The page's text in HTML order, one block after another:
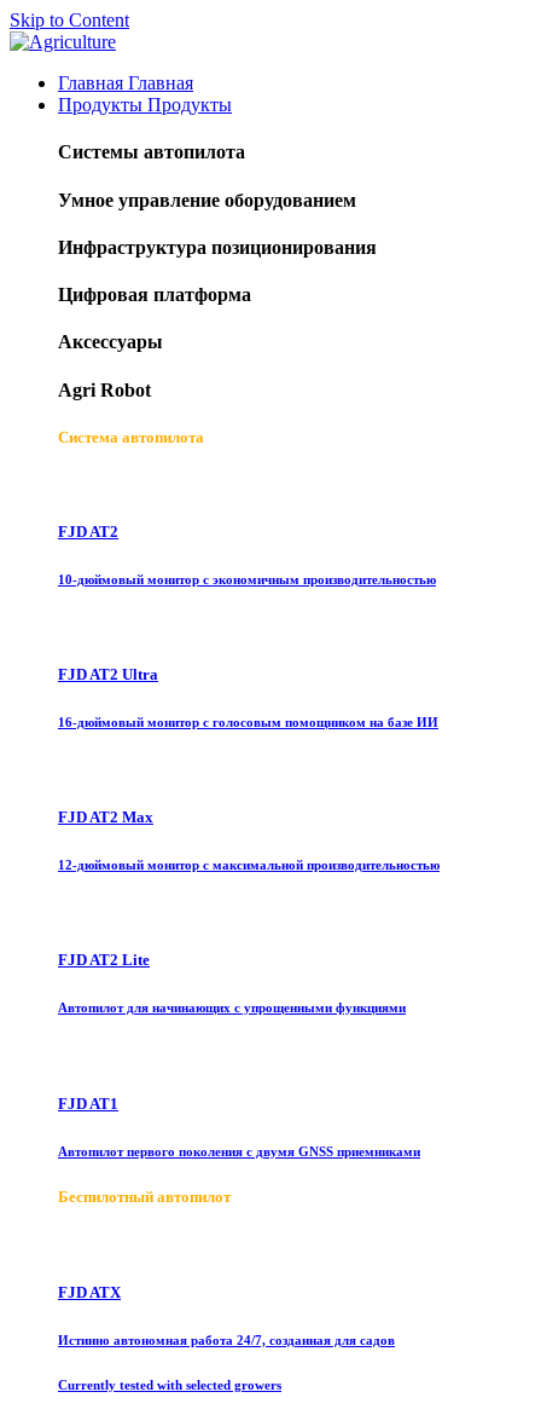
Skip to Content
Главная Главная
Продукты Продукты
Системы автопилота
Умное управление оборудованием
Инфраструктура позиционирования
Цифровая платформа
Аксессуары
Agri Robot
Система автопилота
FJD AT2
10-дюймовый монитор с экономичным производительностью
FJD AT2 Ultra
16-дюймовый монитор с голосовым помощником на базе ИИ
FJD AT2 Max
12-дюймовый монитор с максимальной производительностью
FJD AT2 Lite
Автопилот для начинающих с упрощенными функциями
FJD AT1
Автопилот первого поколения с двумя GNSS приемниками
Беспилотный автопилот
FJD ATX
Истинно автономная работа 24/7, созданная для садов
Currently tested with selected growers